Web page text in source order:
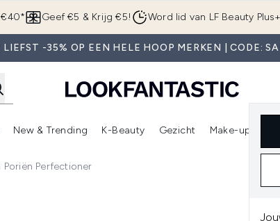
Overslaan naar de hoofdinhoud
€40* Geef €5 & Krijg €5! Word lid van LF Beauty Plus+
-35% OP EEN HELE HOOP MERKEN | CODE:
Enter submenu (Merken) Enter submenu (Beauty Box)
New & Trending
Enter submenu (New & Trending)
K-Beauty
Enter submenu (K-Beauty)
Gezicht Make-up
Poriën Perfectioner